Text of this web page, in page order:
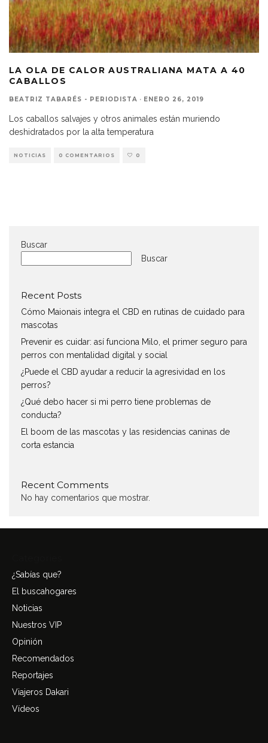
LA OLA DE CALOR AUSTRALIANA MATA A 40
CABALLOS
BEATRIZ TABARÉS - PERIODISTA · ENERO 26, 2019
Los caballos salvajes y otros animales están muriendo
deshidratados por la alta temperatura
NOTICIAS 0 COMENTARIOS 0
Buscar
Buscar
Recent Posts
Cómo Maionais integra el CBD en rutinas de cuidado para
mascotas
Prevenir es cuidar: así funciona Milo, el primer seguro para
perros con mentalidad digital y social
¿Puede el CBD ayudar a reducir la agresividad en los
perros?
¿Qué debo hacer si mi perro tiene problemas de
conducta?
El boom de las mascotas y las residencias caninas de
corta estancia
Recent Comments
No hay comentarios que mostrar.
¿Sabías que?
El buscahogares
Noticias
Nuestros VIP
Opinión
Recomendados
Reportajes
Viajeros Dakari
Vídeos